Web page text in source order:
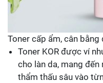
Toner cấp ẩm, cân bằng
Toner KOR được ví
cho làn da, mang
thẩm thấu sâu vào